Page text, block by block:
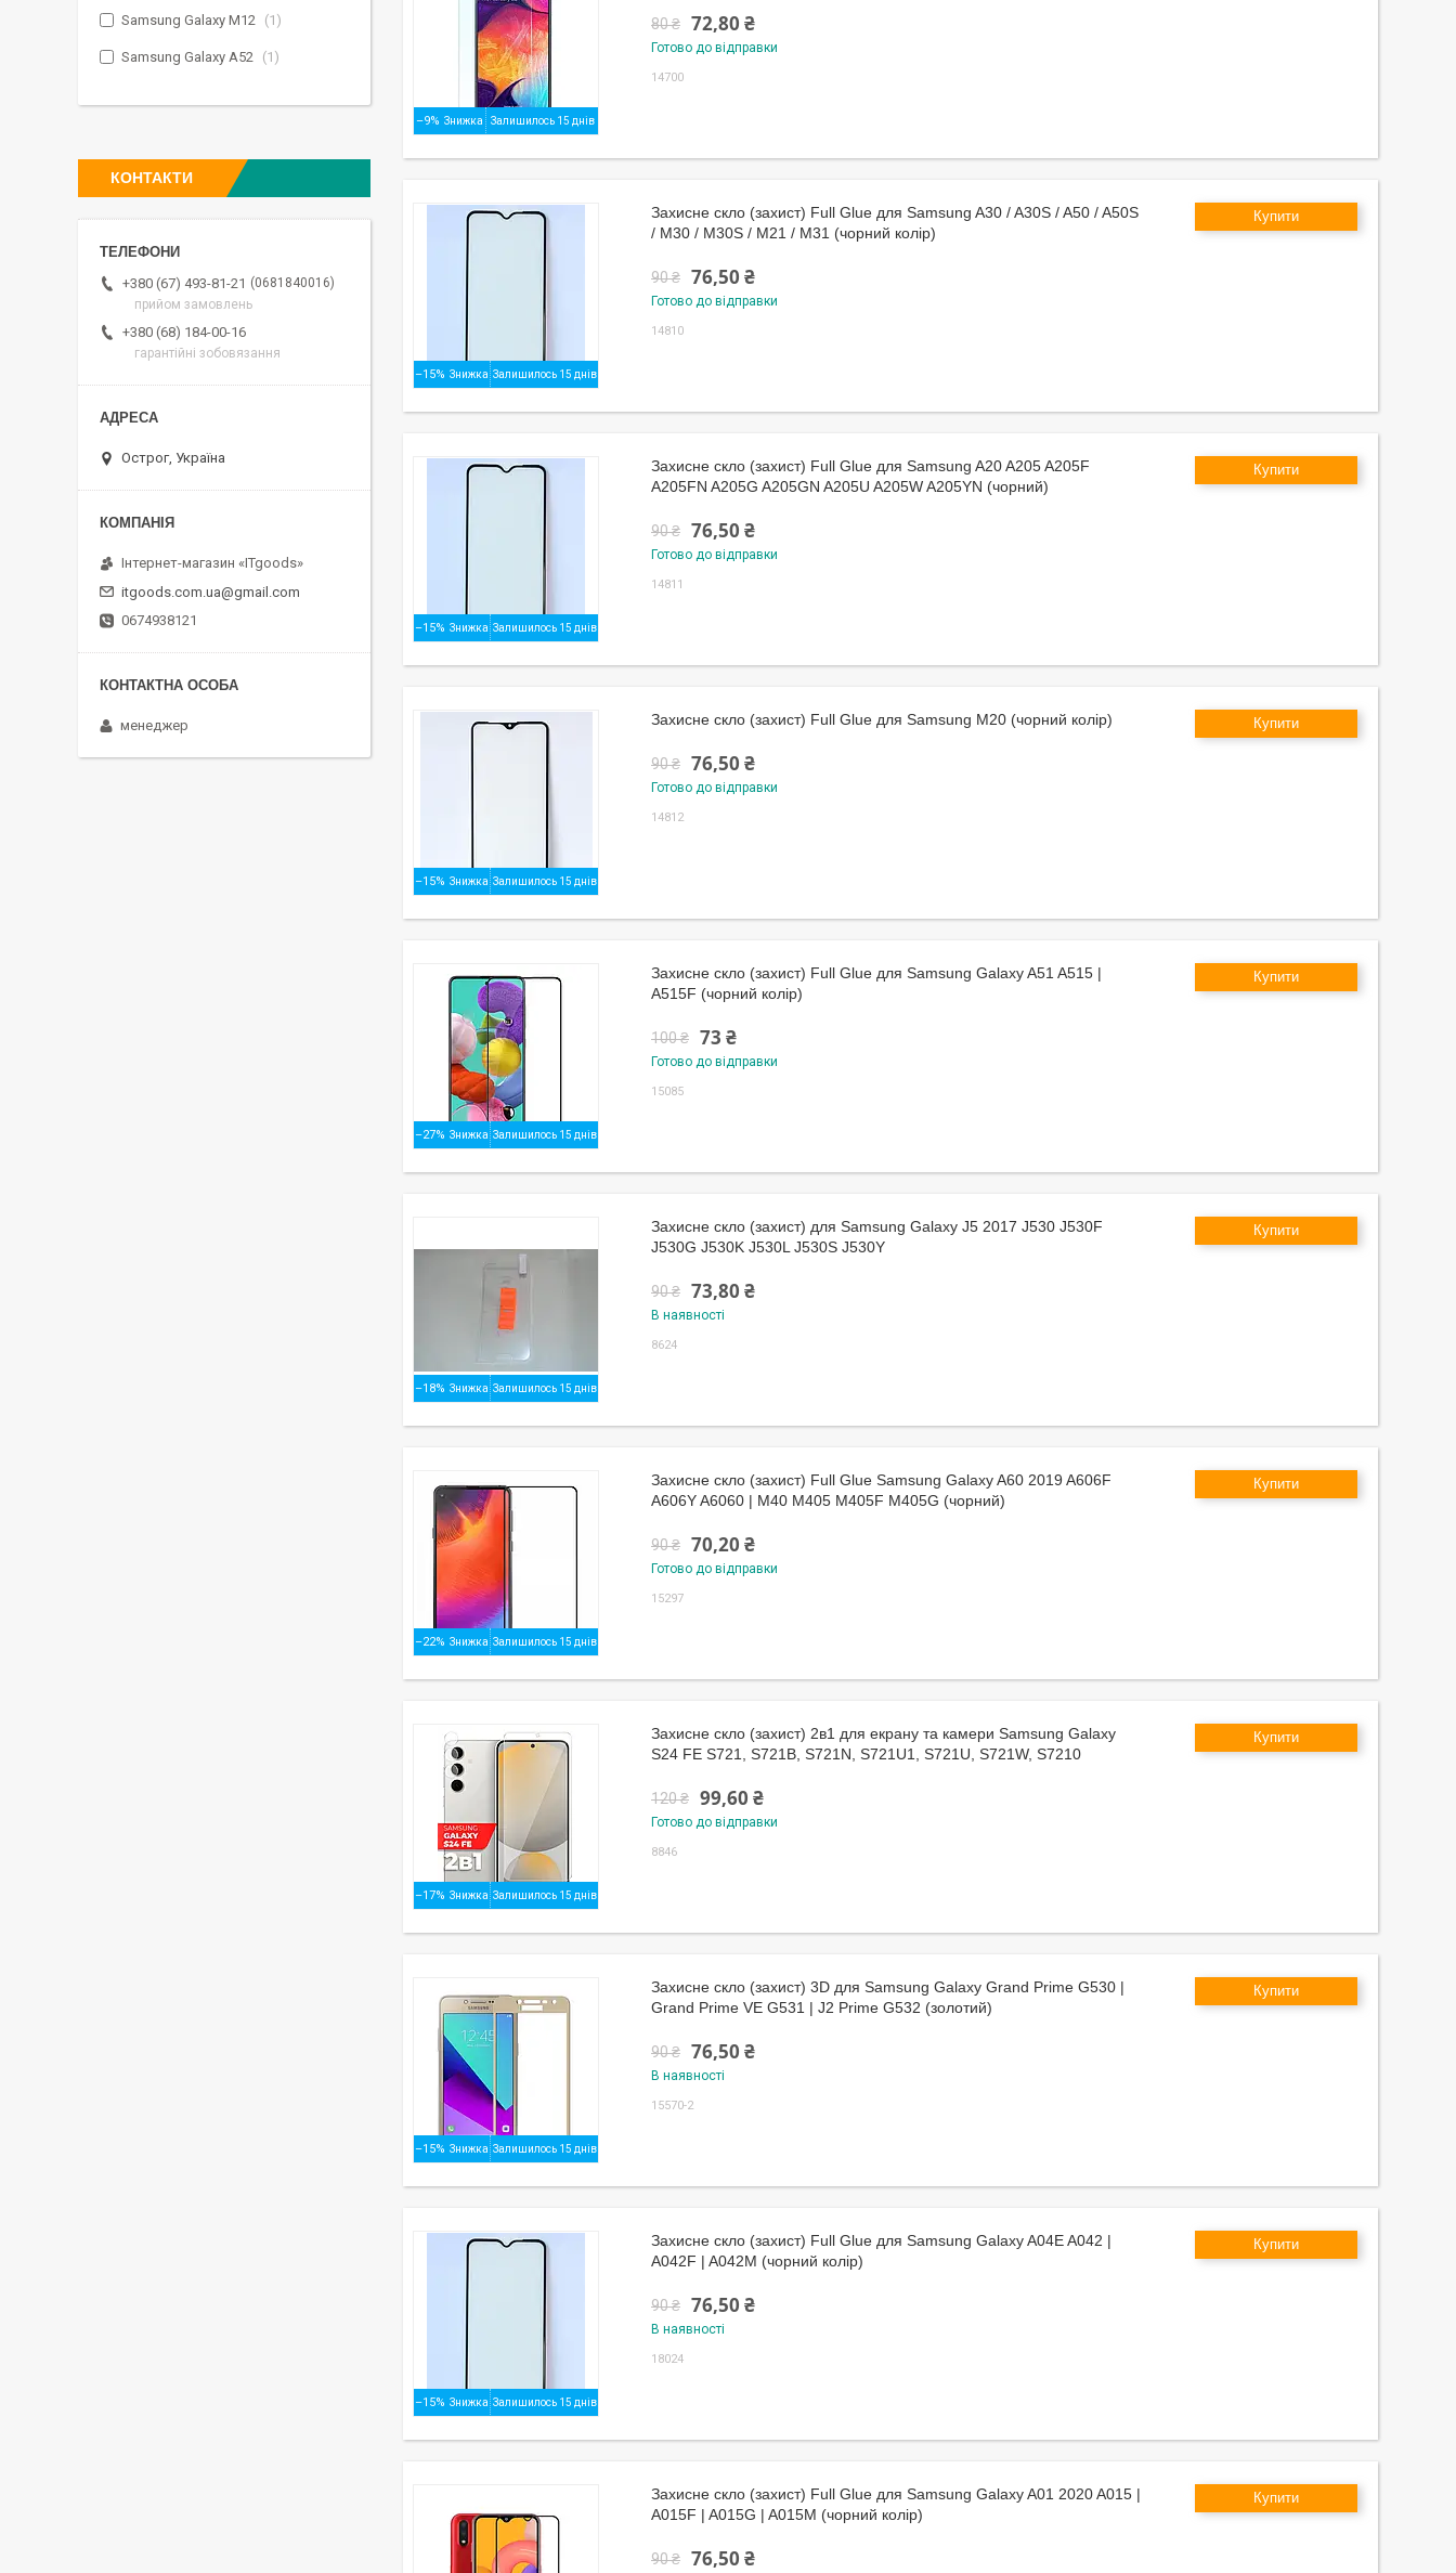
–9% Залишилось 15 днів
80 ₴ 72,80 ₴
Готово до відправки
14700
–15% Залишилось 15 днів
Купити
Захисне скло (захист) Full Glue для Samsung A30 / A30S / A50 / A50S
/ M30 / M30S / M21 / M31 (чорний колір)
90 ₴ 76,50 ₴
Готово до відправки
14810
–15% Залишилось 15 днів
Купити
Захисне скло (захист) Full Glue для Samsung A20 A205 A205F
A205FN A205G A205GN A205U A205W A205YN (чорний)
90 ₴ 76,50 ₴
Готово до відправки
14811
–15% Залишилось 15 днів
Купити
Захисне скло (захист) Full Glue для Samsung M20 (чорний колір)
90 ₴ 76,50 ₴
Готово до відправки
14812
–27% Залишилось 15 днів
Купити
Захисне скло (захист) Full Glue для Samsung Galaxy A51 A515 |
A515F (чорний колір)
100 ₴ 73 ₴
Готово до відправки
15085
–18% Залишилось 15 днів
Купити
Захисне скло (захист) для Samsung Galaxy J5 2017 J530 J530F
J530G J530K J530L J530S J530Y
90 ₴ 73,80 ₴
В наявності
8624
–22% Залишилось 15 днів
Купити
Захисне скло (захист) Full Glue Samsung Galaxy A60 2019 A606F
A606Y A6060 | M40 M405 M405F M405G (чорний)
90 ₴ 70,20 ₴
Готово до відправки
15297
–17% Залишилось 15 днів
Купити
Захисне скло (захист) 2в1 для екрану та камери Samsung Galaxy
S24 FE S721, S721B, S721N, S721U1, S721U, S721W, S7210
120 ₴ 99,60 ₴
Готово до відправки
8846
–15% Залишилось 15 днів
Купити
Захисне скло (захист) 3D для Samsung Galaxy Grand Prime G530 |
Grand Prime VE G531 | J2 Prime G532 (золотий)
90 ₴ 76,50 ₴
В наявності
15570-2
–15% Залишилось 15 днів
Купити
Захисне скло (захист) Full Glue для Samsung Galaxy A04E A042 |
A042F | A042M (чорний колір)
90 ₴ 76,50 ₴
В наявності
18024
Купити
Захисне скло (захист) Full Glue для Samsung Galaxy A01 2020 A015 |
A015F | A015G | A015M (чорний колір)
90 ₴ 76,50 ₴
Samsung Galaxy M12
1
Samsung Galaxy A52 1
КОНТАКТИ
+380 (67) 493-81-21
0681840016
прийом замовлень
+380 (68) 184-00-16
гарантійні зобовязання
Острог, Україна
Інтернет-магазин «ITgoods»
itgoods.com.ua@gmail.com
0674938121
менеджер